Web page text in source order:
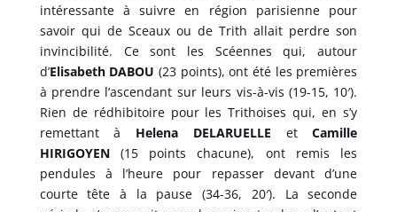
intéressante à suivre en région parisienne pour
savoir qui de Sceaux ou de Trith allait perdre son
invincibilité. Ce sont les Scéennes qui, autour
d’Elisabeth DABOU (23 points), ont été les premières
à prendre l’ascendant sur leurs vis-à-vis (19-15, 10′).
Rien de rédhibitoire pour les Trithoises qui, en s’y
remettant à Helena DELARUELLE etCamille
HIRIGOYEN(15 points chacune), ont remis les
pendules à l’heure pour repasser devant d’une
courte tête à la pause (34-36, 20′). La seconde